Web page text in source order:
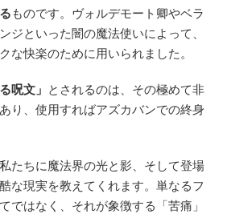
ものです。ヴォルデモート卿やベラ
ジといった闇の魔法使いによって、
な快楽のために用いられました。
呪文」 とされるのは、その極めて非
り、使用すればアズカバンでの終身
たちに魔法界の光と影、そして登場
な現実を教えてくれます。単なるフ
ではなく、それが象徴する「苦痛」